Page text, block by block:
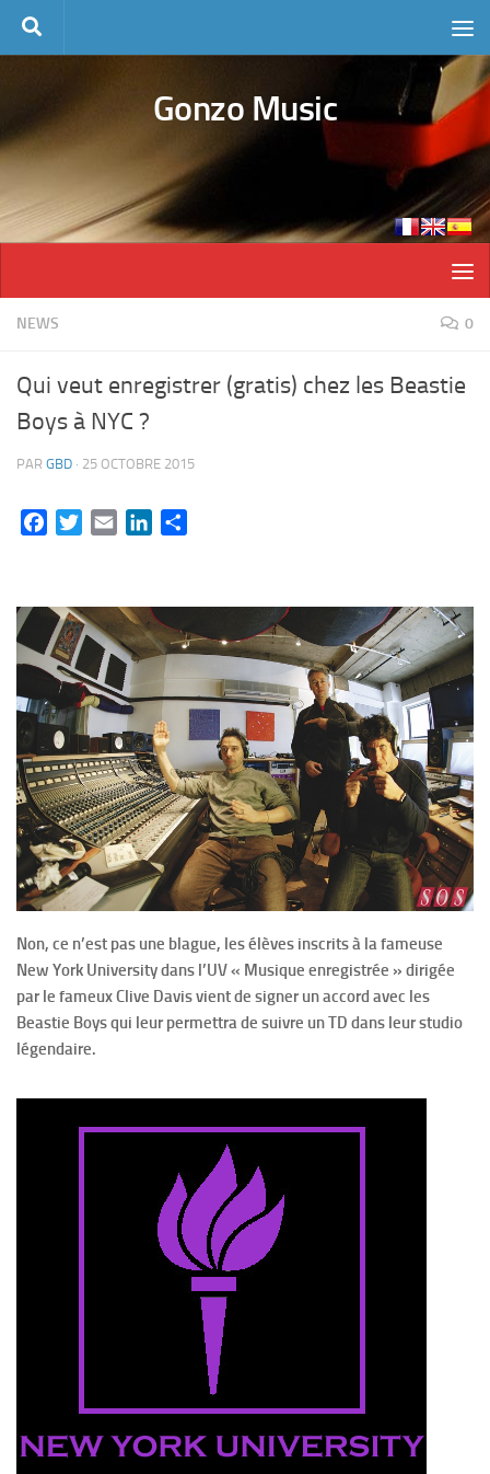
Skip to content
Gonzo Music
NEWS 0
Qui veut enregistrer (gratis) chez les Beastie
Boys à NYC ?
PAR GBD · 25 OCTOBRE 2015
FacebookTwitterEmail LinkedIn
Non, ce n’est pas une blague, les élèves inscrits à la fameuse
New York University dans l’UV « Musique enregistrée » dirigée
par le fameux Clive Davis vient de signer un accord avec les
Beastie Boys qui leur permettra de suivre un TD dans leur studio
légendaire.